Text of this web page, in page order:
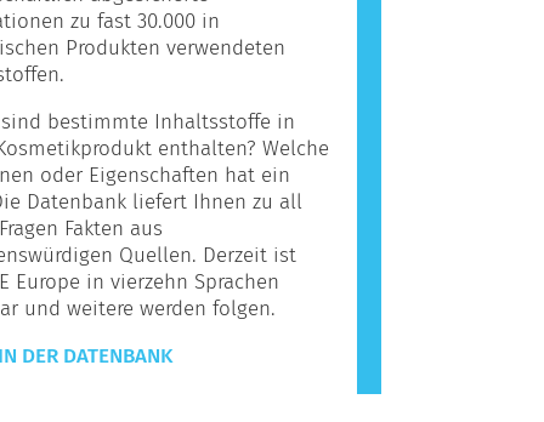
zu fast 30.000 in
Produkten verwendeten
bestimmte Inhaltsstoffe in
enthalten? Welche
oder Eigenschaften hat ein
Datenbank liefert Ihnen zu all
Fakten aus
Quellen. Derzeit ist
Europe in vierzehn Sprachen
und weitere werden folgen.
DER DATENBANK